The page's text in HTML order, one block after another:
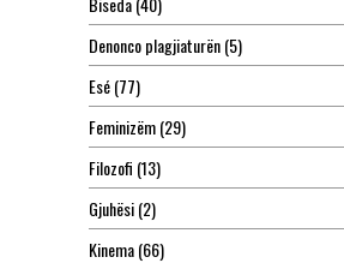
Denonco plagjiaturën(5)
Esé(77)
Feminizëm(29)
Filozofi (13)
Gjuhësi(2)
Kinema(66)